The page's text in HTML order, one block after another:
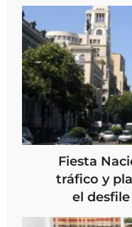
Fiesta
tráfico y
el